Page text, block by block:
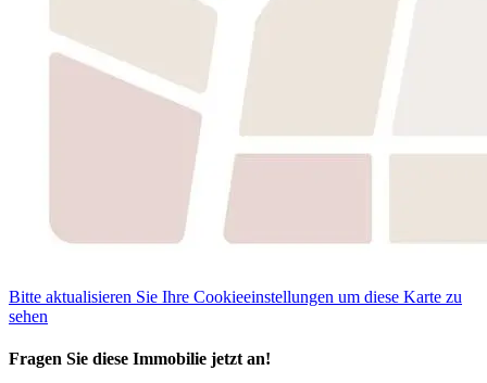
Bitte aktualisieren Sie Ihre Cookieeinstellungen um diese Karte zu
sehen
Fragen Sie diese Immobilie jetzt an!